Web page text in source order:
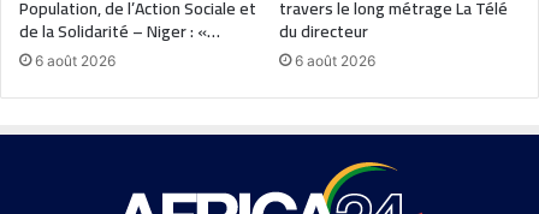
Population, de l’Action Sociale et
de la Solidarité – Niger : «…
6 août 2026
travers le long métrage La Télé
du directeur
6 août 2026